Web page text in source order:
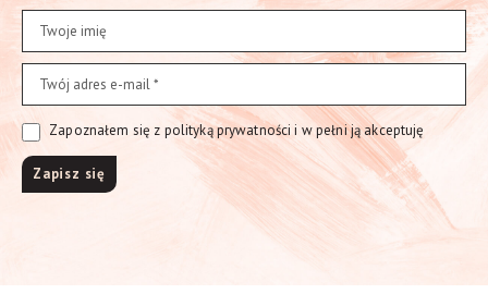
Zapoznałem się z polityką prywatności i w pełni ją akceptuję